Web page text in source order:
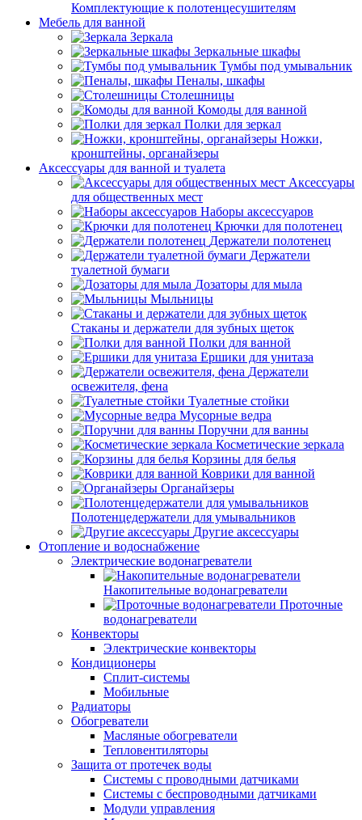
Комплектующие к полотенцесушителям
Мебель для ванной
Зеркала
Зеркальные шкафы
Тумбы под умывальник
Пеналы, шкафы
Столешницы
Комоды для ванной
Полки для зеркал
Ножки,
кронштейны, органайзеры
Аксессуары для ванной и туалета
Аксессуары
для общественных мест
Наборы аксессуаров
Крючки для полотенец
Держатели полотенец
Держатели
туалетной бумаги
Дозаторы для мыла
Мыльницы
Стаканы и держатели для зубных щеток
Полки для ванной
Ершики для унитаза
Держатели
освежителя, фена
Туалетные стойки
Мусорные ведра
Поручни для ванны
Косметические зеркала
Корзины для белья
Коврики для ванной
Органайзеры
Полотенцедержатели для умывальников
Другие аксессуары
Отопление и водоснабжение
Электрические водонагреватели
Накопительные водонагреватели
Проточные
водонагреватели
Конвекторы
Электрические конвекторы
Кондиционеры
Сплит-системы
Мобильные
Радиаторы
Обогреватели
Масляные обогреватели
Тепловентиляторы
Защита от протечек воды
Системы с проводными датчиками
Системы с беспроводными датчиками
Модули управления